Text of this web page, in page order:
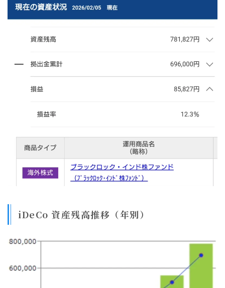
iDeCo 資産残高推移（年別）